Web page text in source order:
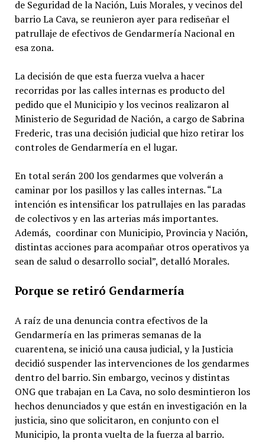
de Seguridad de la Nación, Luis Morales, y vecinos del
barrio La Cava, se reunieron ayer para rediseñar el
patrullaje de efectivos de Gendarmería Nacional en
esa zona.
La decisión de que esta fuerza vuelva a hacer
recorridas por las calles internas es producto del
pedido que el Municipio y los vecinos realizaron al
Ministerio de Seguridad de Nación, a cargo de Sabrina
Frederic, tras una decisión judicial que hizo retirar los
controles de Gendarmería en el lugar.
En total serán 200 los gendarmes que volverán a
caminar por los pasillos y las calles internas. “La
intención es intensificar los patrullajes en las paradas
de colectivos y en las arterias más importantes.
Además, coordinar con Municipio, Provincia y Nación,
distintas acciones para acompañar otros operativos ya
sean de salud o desarrollo social”, detalló Morales.
Porque se retiró Gendarmería
A raíz de una denuncia contra efectivos de la
Gendarmería en las primeras semanas de la
cuarentena, se inició una causa judicial, y la Justicia
decidió suspender las intervenciones de los gendarmes
dentro del barrio. Sin embargo, vecinos y distintas
ONG que trabajan en La Cava, no solo desmintieron los
hechos denunciados y que están en investigación en la
justicia, sino que solicitaron, en conjunto con el
Municipio, la pronta vuelta de la fuerza al barrio.